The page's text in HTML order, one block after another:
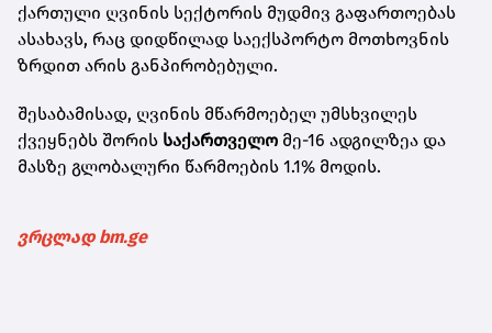
ქართული ღვინის სექტორის მუდმივ გაფართოებას
ასახავს, რაც დიდწილად საექსპორტო მოთხოვნის
ზრდით არის განპირობებული.
შესაბამისად, ღვინის მწარმოებელ უმსხვილეს
ქვეყნებს შორის საქართველო მე-16 ადგილზეა და
მასზე გლობალური წარმოების 1.1% მოდის.
ვრცლად bm.ge